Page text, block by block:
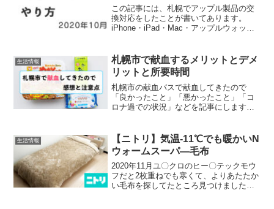
この記事には、札幌でアップル製品の交
換対応をしたことが書いてあります。
iPhone・iPad・Mac・アップルウォッチ
プル製品の不具合で困っている方の力に
なれれば幸いで...
生活情報
札幌市で献血するメリットとデメ
リットと所要時間
札幌市の献血バスで献血してきたので
「良かったこと」「悪かったこと」「コ
ロナ過での状況」などを記事にしますエ
所では匿名＆無料でHIV検査をしています
日本赤十字社の推...
生活情報
【ニトリ】気温-11℃でも暖かいN
ウォームスーパ―毛布
2020年11月ユ〇クロのヒー〇テックモウ
フだと2枚重ねでも寒くて、よりあたたか
い毛布を探してたところ見つけました札